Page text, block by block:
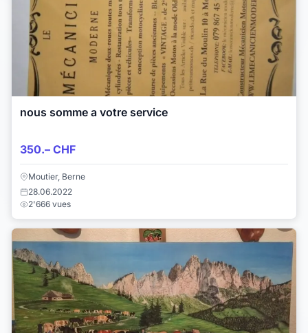
nous somme a votre service
350.– CHF
Moutier, Berne
28.06.2022
2'666 vues